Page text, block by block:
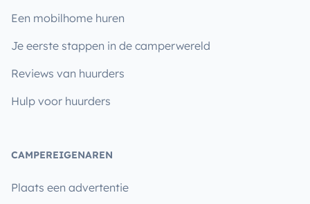
Een mobilhome huren
Je eerste stappen in de camperwereld
Reviews van huurders
Hulp voor huurders
CAMPEREIGENAREN
Plaats een advertentie